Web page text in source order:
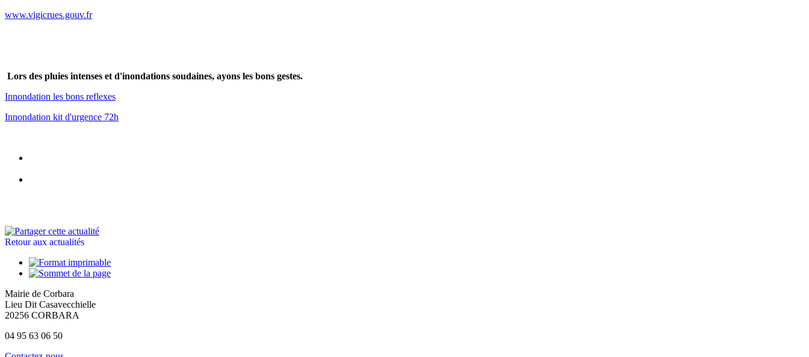
www.vigicrues.gouv.fr
Lors des pluies intenses et d'inondations soudaines, ayons les bons gestes.
Innondation les bons reflexes
Innondation kit d'urgence 72h
Retour aux actualités
Mairie de Corbara
Lieu Dit Casavecchielle
20256 CORBARA
04 95 63 06 50